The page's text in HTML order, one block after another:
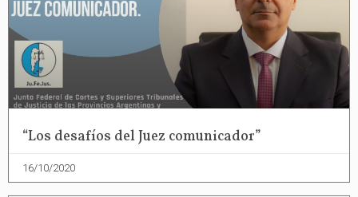
“Los desafíos del Juez comunicador”
16/10/2020